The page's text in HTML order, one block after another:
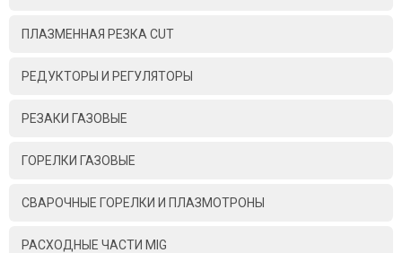
ПЛАЗМЕННАЯ РЕЗКА CUT
РЕДУКТОРЫ И РЕГУЛЯТОРЫ
РЕЗАКИ ГАЗОВЫЕ
ГОРЕЛКИ ГАЗОВЫЕ
СВАРОЧНЫЕ ГОРЕЛКИ И ПЛАЗМОТРОНЫ
РАСХОДНЫЕ ЧАСТИ MIG